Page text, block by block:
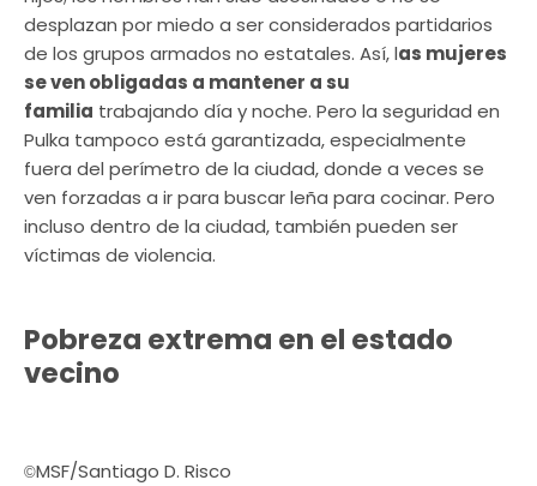
desplazan por miedo a ser considerados partidarios
de los grupos armados no estatales. Así, las mujeres
se ven obligadas a mantener a su
familia trabajando día y noche. Pero la seguridad en
Pulka tampoco está garantizada, especialmente
fuera del perímetro de la ciudad, donde a veces se
ven forzadas a ir para buscar leña para cocinar. Pero
incluso dentro de la ciudad, también pueden ser
víctimas de violencia.
Pobreza extrema en el estado
vecino
©MSF/Santiago D. Risco